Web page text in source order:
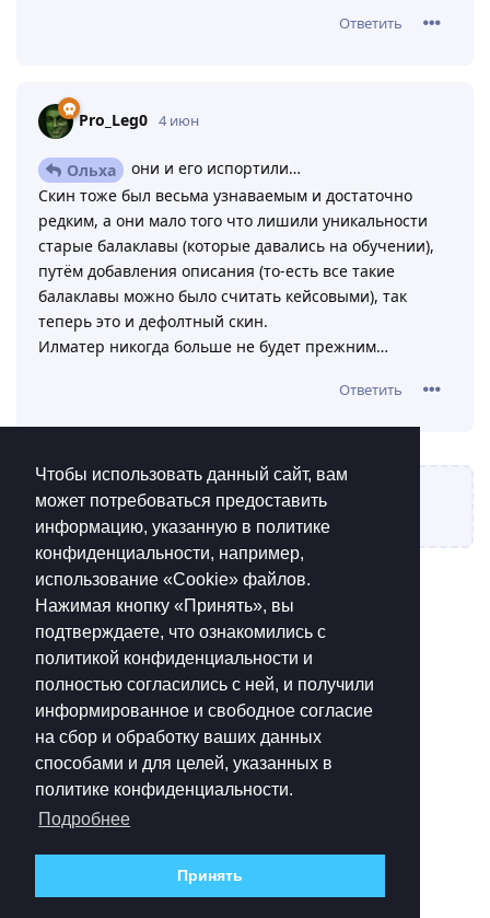
Чтобы использовать данный сайт, вам
может потребоваться предоставить
информацию, указанную в политике
конфиденциальности, например,
использование «Cookie»‎ файлов.
Нажимая кнопку «Принять», вы
подтверждаете, что ознакомились с
политикой конфиденциальности и
полностью согласились с ней, и получили
информированное и свободное согласие
на сбор и обработку ваших данных
способами и для целей, указанных в
политике конфиденциальности.
Подробнее
Принять
Ответить
Pro_Leg0 4 июн
Ольха
они и его испортили…
Скин тоже был весьма узнаваемым и достаточно
редким, а они мало того что лишили уникальности
старые балаклавы (которые давались на обучении),
путём добавления описания (то-есть все такие
балаклавы можно было считать кейсовыми), так
теперь это и дефолтный скин.
Илматер никогда больше не будет прежним…
Ответить
Написать ответ...